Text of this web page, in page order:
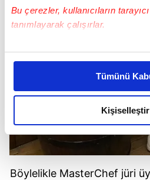
Bu çerezler, kullanıcıların
tanımlayarak çalışırlar.
Bu çerezlere izin vermeniz
daha iyi reklam deneyimi
amacımızın size daha iyi bir
olduğunu ve sizlere en iyi
elimizden gelen çabayı
reklamların maliyetlerimizi
kalemimiz olduğunu sizlere
Tümünü
Kişiselleştir
Böylelikle MasterChef jüri